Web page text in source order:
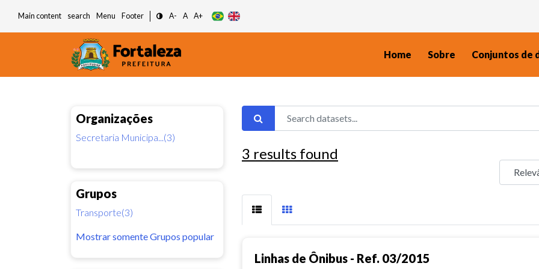
Main content search Menu Footer A- A A+
Home Sobre Conjuntos de
Organizações
Secretaria Municipa...(3)
Grupos
Transporte(3)
Mostrar somente Grupos popular
3 results found
Linhas de Ônibus - Ref. 03/2015